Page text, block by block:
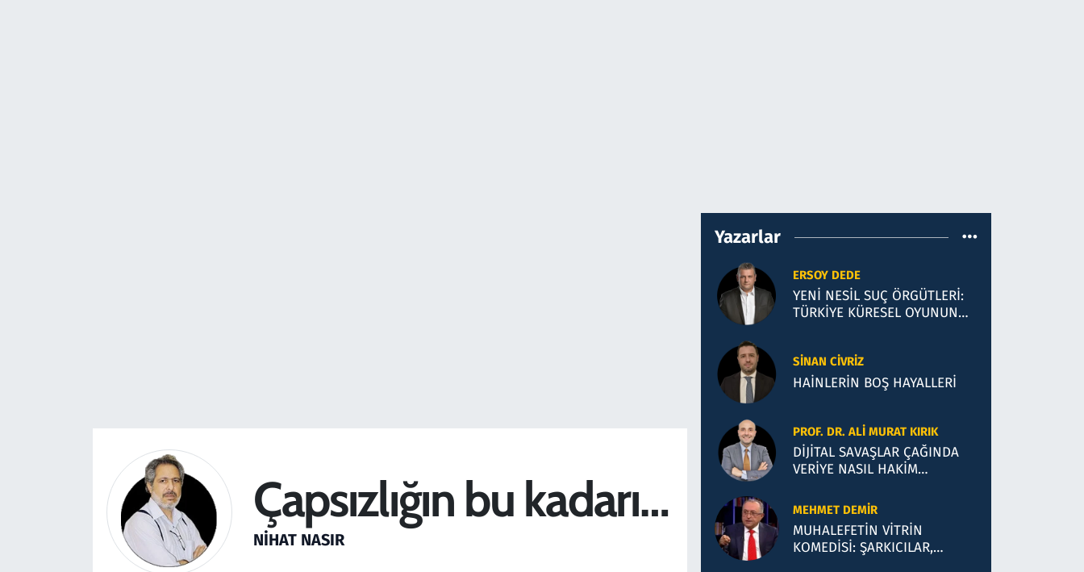
Çapsızlığın bu kadarı…
NIHAT NASIR
Yazarlar
ERSOY DEDE
YENİ NESİL SUÇ ÖRGÜTLERİ:
TÜRKİYE KÜRESEL OYUNUN
SINAN CIVRIZ
HAİNLERİN BOŞ HAYALLERİ
PROF. DR. ALI MURAT KIRIK
DİJİTAL SAVAŞLAR ÇAĞINDA
VERİYE NASIL HAKİM
MEHMET DEMIR
MUHALEFETİN VİTRİN
KOMEDİSİ: ŞARKICILAR,
Savunma Sanayi